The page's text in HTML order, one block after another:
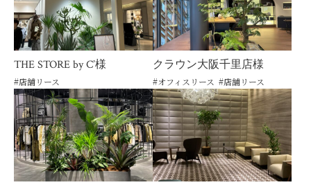
THE STORE by C’様
#店舗リース
クラウン大阪千里店様
#オフィスリース #店舗リース